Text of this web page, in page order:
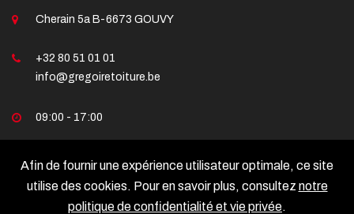
Afin de fournir une expérience utilisateur optimale, ce site
utilise des cookies. Pour en savoir plus, consultez notre
politique de confidentialité et vie privée.
Cherain 5a B-6673 GOUVY
+32 80 51 01 01
info@gregoiretoiture.be
09:00 - 17:00